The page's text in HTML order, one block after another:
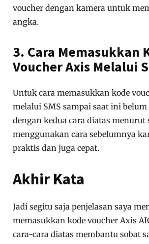
voucher dengan kamera untuk
angka.
3. Cara Memasukkan
Voucher Axis Melalui
Untuk cara memasukkan kode
melalui SMS sampai saat ini belum
dengan kedua cara diatas menurut
menggunakan cara sebelumnya
praktis dan juga cepat.
Akhir Kata
Jadi segitu saja penjelasan saya
memasukkan kode voucher Axis
cara-cara diatas membantu sobat